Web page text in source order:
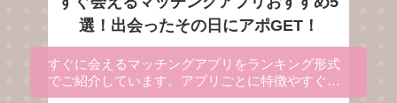
選！出会ったその日にアポGET！
すぐに会えるマッチングアプリをランキング形式
でご紹介しています。アプリごとに特徴やすぐに
出会える理由を解説にしているので、マッチング